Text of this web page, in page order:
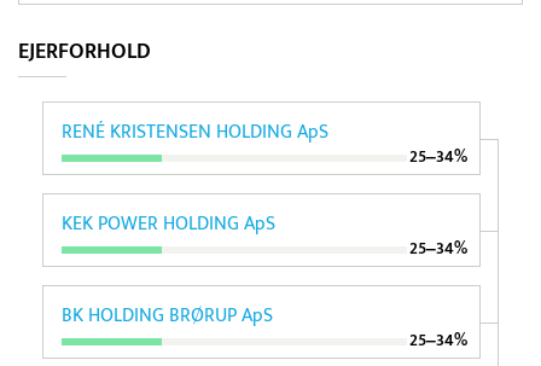
EJERFORHOLD
RENÉ KRISTENSEN HOLDING ApS
25‒34%
KEK POWER HOLDING ApS
25‒34%
BK HOLDING BRØRUP ApS
25‒34%